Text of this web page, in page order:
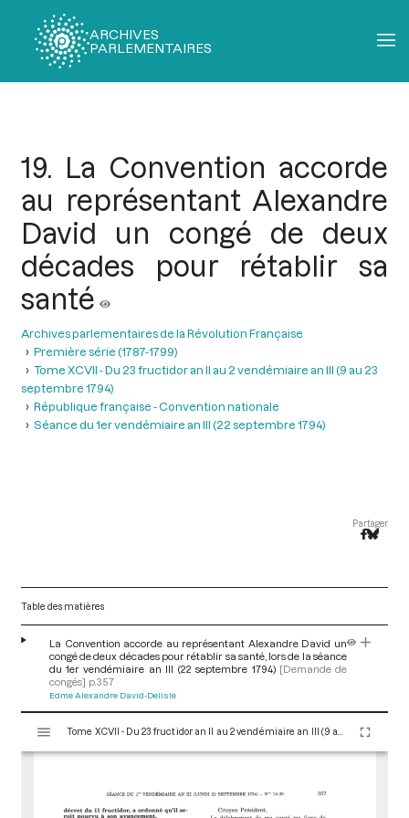
ARCHIVES
PARLEMENTAIRES
19. La Convention accorde
au représentant Alexandre
David un congé de deux
décades pour rétablir sa
santé
Archives parlementaires de la Révolution Française
Première série (1787-1799)
Tome XCVII - Du 23 fructidor an II au 2 vendémiaire an III (9 au 23
septembre 1794)
République française - Convention nationale
Séance du 1er vendémiaire an III (22 septembre 1794)
Partager
Table des matières
La Convention accorde au représentant Alexandre David un
congé de deux décades pour rétablir sa santé, lors de la séance
du 1er vendémiaire an III (22 septembre 1794) [Demande de
congés] p.357
Edme Alexandre David-Delisle
s